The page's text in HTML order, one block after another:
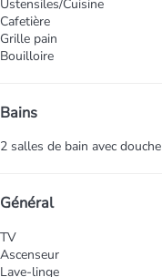
Ustensiles/Cuisine
Cafetière
Grille pain
Bouilloire
Bains
2 salles de bain avec douche
Général
TV
Ascenseur
Lave-linge